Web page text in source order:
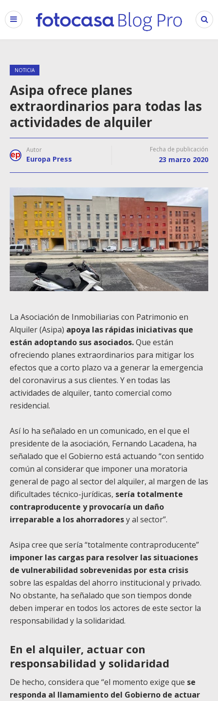
NOTICIA
Asipa ofrece planes
extraordinarios para todas las
actividades de alquiler
Autor
Europa Press
Fecha de publicación
23 marzo 2020
La Asociación de Inmobiliarias con Patrimonio en
Alquiler (Asipa) apoya las rápidas iniciativas que
están adoptando sus asociados.Que están
ofreciendo planes extraordinarios para mitigar los
efectos que a corto plazo va a generar la emergencia
del coronavirus a sus clientes. Y en todas las
actividades de alquiler, tanto comercial como
residencial.
Así lo ha señalado en un comunicado, en el que el
presidente de la asociación, Fernando Lacadena, ha
señalado que el Gobierno está actuando “con sentido
común al considerar que imponer una moratoria
general de pago al sector del alquiler, al margen de las
dificultades técnico-jurídicas, sería totalmente
contraproducente y provocaría un daño
irreparable a los ahorradoresy al sector”.
Asipa cree que sería “totalmente contraproducente”
imponer las cargas para resolver las situaciones
de vulnerabilidad sobrevenidas por esta crisis
sobre las espaldas del ahorro institucional y privado.
No obstante, ha señalado que son tiempos donde
deben imperar en todos los actores de este sector la
responsabilidad y la solidaridad.
En el alquiler, actuar con
responsabilidad y solidaridad
De hecho, considera que “el momento exige que se
responda al llamamiento del Gobierno de actuar